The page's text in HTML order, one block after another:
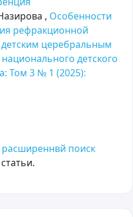
, Особенности
рефракционной
церебральным
детского
Том 3 № 1 (2025):
расширеннвй поиск